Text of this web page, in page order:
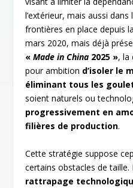
l’extérieur, mais aussi
frontières en place depuis
mars 2020, mais déjà
«Made in China 2025 », la
pour ambition d’isoler le
éliminant tous les
soient naturels ou
progressivement en
filières de production.
Cette stratégie suppose
certains obstacles de
rattrapage